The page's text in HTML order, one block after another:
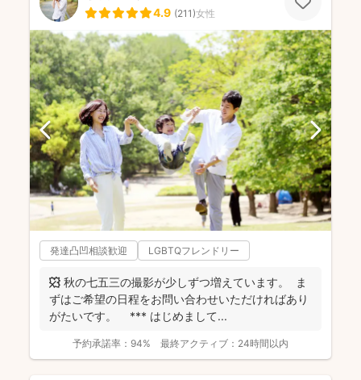
4.9 (211)女性
発達凸凹相談歓迎 LGBTQフレンドリー
🍁 秋の七五三の撮影が少しずつ増えています。 ま
ずはご希望の日程をお問い合わせいただければあり
がたいです。 *** はじめまして ...
予約承諾率： 94% 最終アクティブ： 24時間以内